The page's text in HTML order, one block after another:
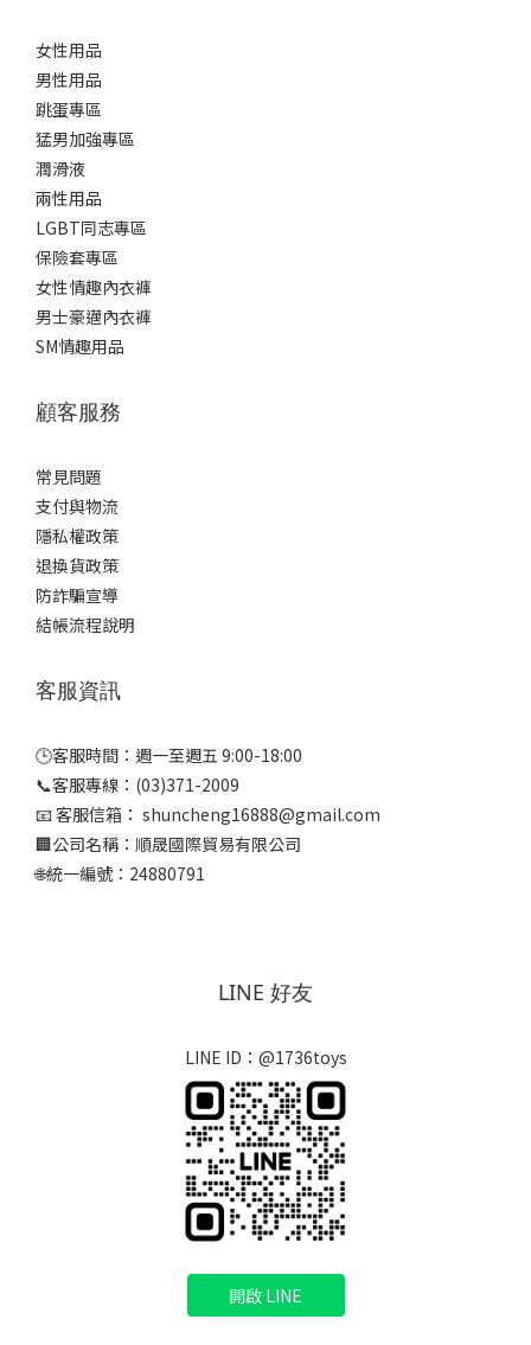
女性用品
男性用品
跳蛋專區
猛男加強專區
潤滑液
兩性用品
LGBT同志專區
保險套專區
女性情趣內衣褲
男士豪邁內衣褲
SM情趣用品
顧客服務
常見問題
支付與物流
隱私權政策
退換貨政策
防詐騙宣導
結帳流程說明
客服資訊
🕒客服時間：週一至週五 9:00-18:00
📞客服專線：(03)371-2009
📧 客服信箱： shuncheng16888@gmail.com
🏢公司名稱：順晟國際貿易有限公司
🌐統一編號：24880791
LINE 好友
LINE ID：@1736toys
開啟 LINE